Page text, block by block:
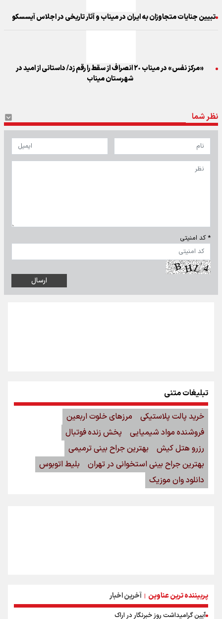
تبیین جنایات متجاوزان به ایران در میناب و آثار تاریخی در اجلاس آیسسکو
«مرکز نفس» در میناب ۲٠ انصراف از سقط را رقم زد/ داستانی از امید در
شهرستان میناب
نظر شما
* کد امنیتی
پربیننده ترین عناوین | آخرین اخبار
آیین گرامیداشت روز خبرنگار در اراک
تبلیغات متنی
خرید پالت پلاستیکی
مرزهای خلوت اربعین
فروشنده مواد شیمیایی
پخش زنده فوتبال
رزرو هتل کیش
بهترین جراح بینی ترمیمی
بهترین جراح بینی استخوانی در تهران
بلیط اتوبوس
دانلود وان موزیک